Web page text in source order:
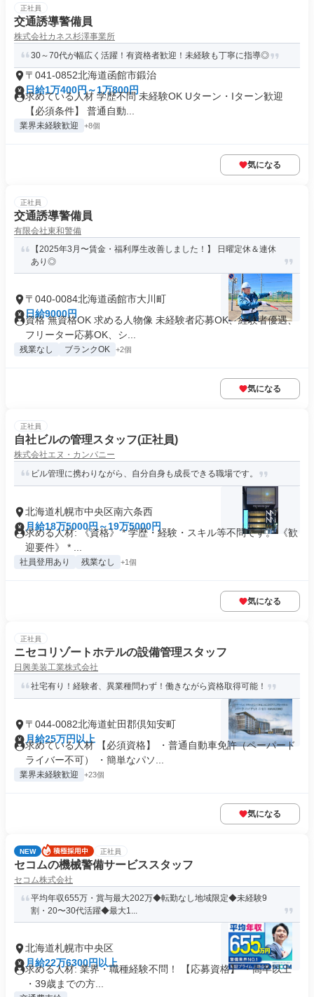
正社員
交通誘導警備員
株式会社カネス杉澤事業所
30～70代が幅広く活躍！有資格者歓迎！未経験も丁寧に指導◎
〒041-0852北海道函館市鍛治
日給1万400円～1万800円
求めている人材 学歴不問 未経験OK Uターン・Iターン歓迎
【必須条件】 普通自動...
業界未経験歓迎 +8個
気になる
正社員
交通誘導警備員
有限会社東和警備
【2025年3月〜賃金・福利厚生改善しました！】 日曜定休＆連休
あり◎
〒040-0084北海道函館市大川町
日給9000円
資格 無資格OK 求める人物像 未経験者応募OK、経験者優遇、
フリーター応募OK、シ...
残業なし ブランクOK +2個
気になる
正社員
自社ビルの管理スタッフ(正社員)
株式会社エヌ・カンパニー
ビル管理に携わりながら、自分自身も成長できる職場です。
北海道札幌市中央区南六条西
月給18万5000円～19万5000円
求める人材: 《資格》 * 学歴・経験・スキル等不問です。 《歓
迎要件》 * ...
社員登用あり 残業なし +1個
気になる
正社員
ニセコリゾートホテルの設備管理スタッフ
日興美装工業株式会社
社宅有り！経験者、異業種問わず！働きながら資格取得可能！
〒044-0082北海道虻田郡倶知安町
月給25万円以上
求めている人材 【必須資格】 ・普通自動車免許（ペーパード
ライバー不可） ・簡単なパソ...
業界未経験歓迎 +23個
気になる
NEW 正社員
セコムの機械警備サービススタッフ
セコム株式会社
平均年収655万・賞与最大202万◆転勤なし地域限定◆未経験9
割・20〜30代活躍◆最大1...
北海道札幌市中央区
月給22万6300円以上
求める人材: 業界・職種経験不問！ 【応募資格】 ・高卒以上
・39歳までの方...